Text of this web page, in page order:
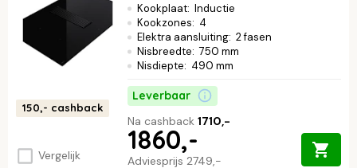
150,- cashback
Vergelijk
Kookplaat: Inductie
Kookzones: 4
Elektra aansluiting: 2 fasen
Nisbreedte: 750 mm
Nisdiepte: 490 mm
Leverbaar
Adviesprijs 2749,-
1860,-
Na cashback 1710,-